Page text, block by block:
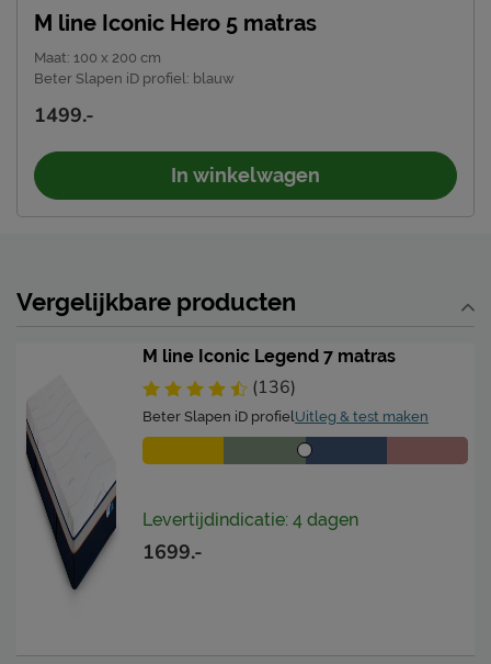
Locatie
Nederland
Emailadres
M line Iconic Hero 5 matras
Maat: 100 x 200 cm
Beter Slapen iD profiel : blauw
1499.-
In winkelwagen
Vergelijkbare producten
M line Iconic Legend 7 matras
(136)
Beter Slapen iD profiel Uitleg & test maken
Levertijdindicatie: 4 dagen
1699.-